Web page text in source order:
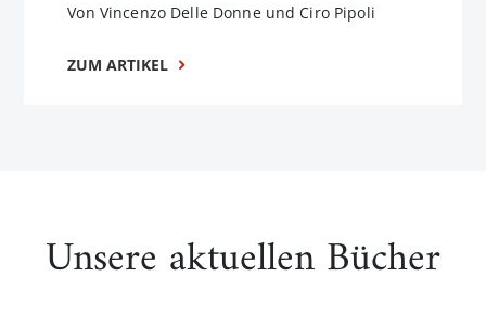
Von Vincenzo Delle Donne und Ciro Pipoli
ZUM ARTIKEL
Unsere aktuellen Bücher